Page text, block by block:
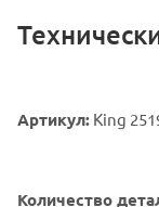
Артикул: King
Количество